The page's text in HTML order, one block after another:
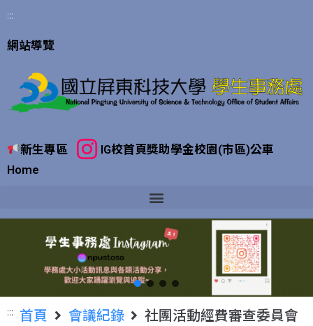
:::
網站導覽
新生專區 IG校首頁獎助學金校園(市區)公車
Home
::: 首頁 會議紀錄 社團活動經費審查委員會